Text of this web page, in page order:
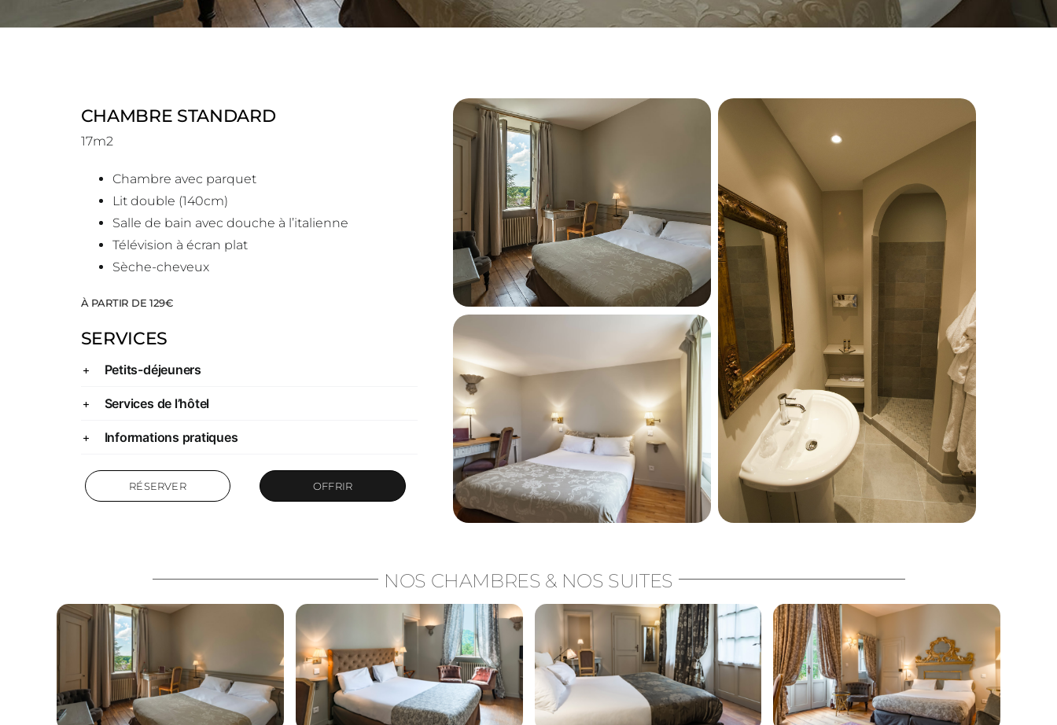
CHAMBRE STANDARD
17m2
Chambre avec parquet
Lit double (140cm)
Salle de bain avec douche à l’italienne
Télévision à écran plat
Sèche-cheveux
À PARTIR DE 129€
SERVICES
Petits-déjeuners
Services de l’hôtel
Informations pratiques
RÉSERVER OFFRIR
NOS CHAMBRES & NOS SUITES